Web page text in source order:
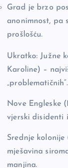
Grad je brzo
anonimnost, pa
prošlošću.
Ukratko: Južne
Karoline) –
„problematičnih“.
Nove Engleske
vjerski disidenti
Srednje
mješavina
manjina.